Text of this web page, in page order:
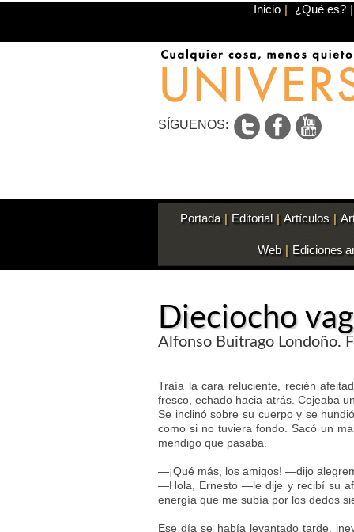
Inicio | ¿Qué es? |
SÍGUENOS:
Portada | Editorial | Artículos |
Web | Ediciones
Dieciocho
Alfonso Buitrago Londoño.
Traía la cara reluciente, recién
fresco, echado hacia atrás. Cojeaba
Se inclinó sobre su cuerpo y se
como si no tuviera fondo. Sacó un
mendigo que pasaba.
—¡Qué más, los amigos! —dijo
—Hola, Ernesto —le dije y recibí su
energía que me subía por los dedos
Ese día se había levantado tarde,